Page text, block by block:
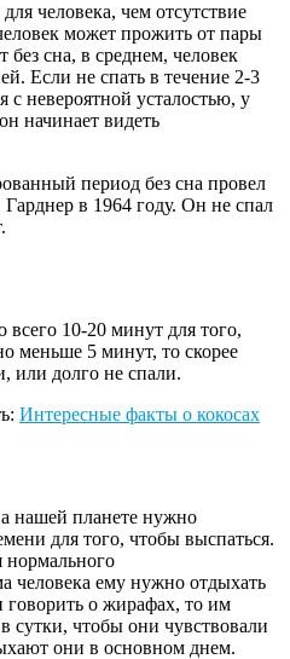
человека, чем отсутствие
может прожить от пары
без сна, в среднем, человек
Если не спать в течение 2-3
с невероятной усталостью, у
начинает видеть
период без сна провел
в 1964 году. Он не спал
10-20 минут для того,
меньше 5 минут, то скорее
или долго не спали.
Интересные факты о кокосах
нашей планете нужно
для того, чтобы выспаться.
нормального
человека ему нужно отдыхать
говорить о жирафах, то им
сутки, чтобы они чувствовали
они в основном днем.